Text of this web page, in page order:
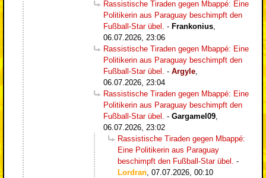
Rassistische Tiraden gegen Mbappé: Eine
Politikerin aus Paraguay beschimpft den
Fußball-Star übel.
- Frankonius
06.07.2026, 23:06
Rassistische Tiraden gegen Mbappé: Eine
Politikerin aus Paraguay beschimpft den
Fußball-Star übel.
- Argyle
06.07.2026, 23:04
Rassistische Tiraden gegen Mbappé: Eine
Politikerin aus Paraguay beschimpft den
Fußball-Star übel.
- Gargamel09
06.07.2026, 23:02
Rassistische Tiraden gegen Mbappé:
Eine Politikerin aus Paraguay
beschimpft den Fußball-Star übel.
-
Lordran 07.07.2026, 00:10